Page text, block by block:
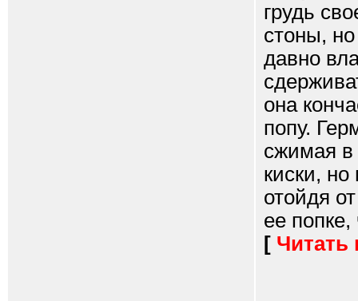
грудь
стоны, но
давно
она
попу.
сжимая в
киски,
отойдя
ее попке,
[ Читать